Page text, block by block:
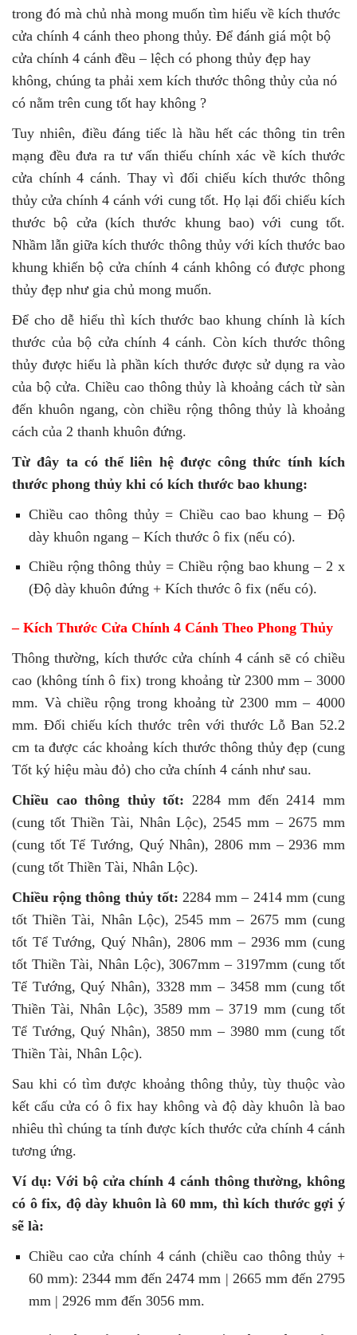
trong đó mà chủ nhà mong muốn tìm hiểu về kích thước
cửa chính 4 cánh theo phong thủy. Để đánh giá một bộ
cửa chính 4 cánh đều – lệch có phong thủy đẹp hay
không, chúng ta phải xem kích thước thông thủy của nó
có nằm trên cung tốt hay không ?
Tuy nhiên, điều đáng tiếc là hầu hết các thông tin trên
mạng đều đưa ra tư vấn thiếu chính xác về kích thước
cửa chính 4 cánh. Thay vì đối chiếu kích thước thông
thủy cửa chính 4 cánh với cung tốt. Họ lại đối chiếu kích
thước bộ cửa (kích thước khung bao) với cung tốt.
Nhầm lẫn giữa kích thước thông thủy với kích thước bao
khung khiến bộ cửa chính 4 cánh không có được phong
thủy đẹp như gia chủ mong muốn.
Để cho dễ hiểu thì kích thước bao khung chính là kích
thước của bộ cửa chính 4 cánh. Còn kích thước thông
thủy được hiểu là phần kích thước được sử dụng ra vào
của bộ cửa. Chiều cao thông thủy là khoảng cách từ sàn
đến khuôn ngang, còn chiều rộng thông thủy là khoảng
cách của 2 thanh khuôn đứng.
Từ đây ta có thể liên hệ được công thức tính kích
thước phong thủy khi có kích thước bao khung:
Chiều cao thông thủy = Chiều cao bao khung – Độ
dày khuôn ngang – Kích thước ô fix (nếu có).
Chiều rộng thông thủy = Chiều rộng bao khung – 2 x
(Độ dày khuôn đứng + Kích thước ô fix (nếu có).
– Kích Thước Cửa Chính 4 Cánh Theo Phong Thủy
Thông thường, kích thước cửa chính 4 cánh sẽ có chiều
cao (không tính ô fix) trong khoảng từ 2300 mm – 3000
mm. Và chiều rộng trong khoảng từ 2300 mm – 4000
mm. Đối chiếu kích thước trên với thước Lỗ Ban 52.2
cm ta được các khoảng kích thước thông thủy đẹp (cung
Tốt ký hiệu màu đỏ) cho cửa chính 4 cánh như sau.
Chiều cao thông thủy tốt: 2284 mm đến 2414 mm
(cung tốt Thiền Tài, Nhân Lộc), 2545 mm – 2675 mm
(cung tốt Tể Tướng, Quý Nhân), 2806 mm – 2936 mm
(cung tốt Thiền Tài, Nhân Lộc).
Chiều rộng thông thủy tốt: 2284 mm – 2414 mm (cung
tốt Thiền Tài, Nhân Lộc), 2545 mm – 2675 mm (cung
tốt Tể Tướng, Quý Nhân), 2806 mm – 2936 mm (cung
tốt Thiền Tài, Nhân Lộc), 3067mm – 3197mm (cung tốt
Tể Tướng, Quý Nhân), 3328 mm – 3458 mm (cung tốt
Thiền Tài, Nhân Lộc), 3589 mm – 3719 mm (cung tốt
Tể Tướng, Quý Nhân), 3850 mm – 3980 mm (cung tốt
Thiền Tài, Nhân Lộc).
Sau khi có tìm được khoảng thông thủy, tùy thuộc vào
kết cấu cửa có ô fix hay không và độ dày khuôn là bao
nhiêu thì chúng ta tính được kích thước cửa chính 4 cánh
tương ứng.
Ví dụ: Với bộ cửa chính 4 cánh thông thường, không
có ô fix, độ dày khuôn là 60 mm, thì kích thước gợi ý
sẽ là:
Chiều cao cửa chính 4 cánh (chiều cao thông thủy +
60 mm): 2344 mm đến 2474 mm | 2665 mm đến 2795
mm | 2926 mm đến 3056 mm.